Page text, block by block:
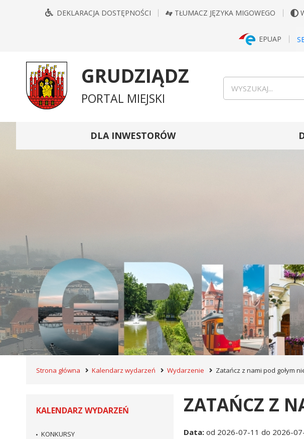
DEKLARACJA DOSTĘPNOŚCI TŁUMACZ JĘZYKA MIGOWEGO
EPUAP
GRUDZIĄDZ
PORTAL MIEJSKI
DLA INWESTORÓW
Strona główna Kalendarz wydarzeń Wydarzenie Zatańcz z nami pod gołym
KALENDARZ WYDARZEŃ
KONKURSY
ZATAŃCZ Z
Data od 2026-07-11 do 2026-